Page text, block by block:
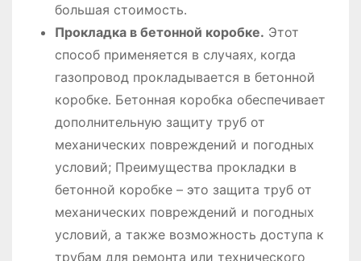
большая стоимость․
Прокладка в бетонной коробке․ Этот
способ применяется в случаях‚ когда
газопровод прокладывается в бетонной
коробке․ Бетонная коробка обеспечивает
дополнительную защиту труб от
механических повреждений и погодных
условий; Преимущества прокладки в
бетонной коробке – это защита труб от
механических повреждений и погодных
условий‚ а также возможность доступа к
трубам для ремонта или технического